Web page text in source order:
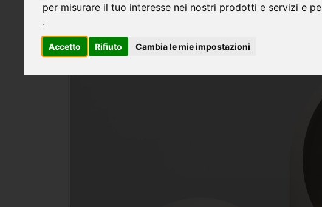
per misurare il tuo interesse nei nostri prodotti e servizi e
.
Accetto Rifiuto Cambia le mie impostazioni